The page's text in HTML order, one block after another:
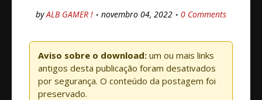
by ALB GAMER ! novembro 04, 2022 0 Comments
Aviso sobre o download: um ou mais links
antigos desta publicação foram desativados
por segurança. O conteúdo da postagem foi
preservado.